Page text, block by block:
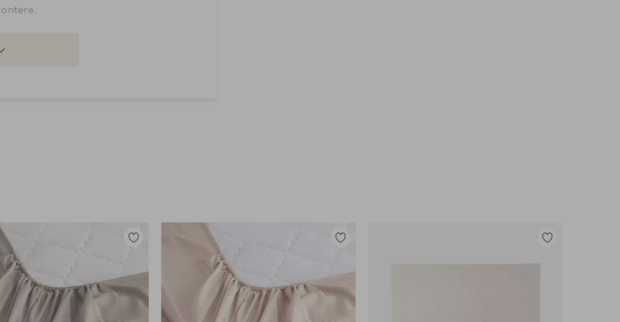
Legg
favoritter
Legg
favoritter
Legg